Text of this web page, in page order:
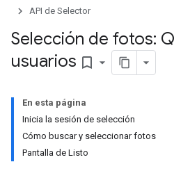
API de Selector
Selección de fotos:
usuarios bookmark_border
En esta página
Inicia la sesión de selección
Cómo buscar y seleccionar fotos
Pantalla de Listo